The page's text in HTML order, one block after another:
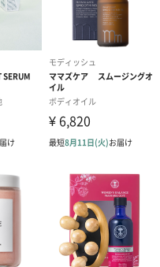
商品は、航空危険物に含ま
ることができません。そのた
用する地域にお住まいのかた
に変更するため1週間前後お届
ざいます。
情報
。お相手のご住所に直接お